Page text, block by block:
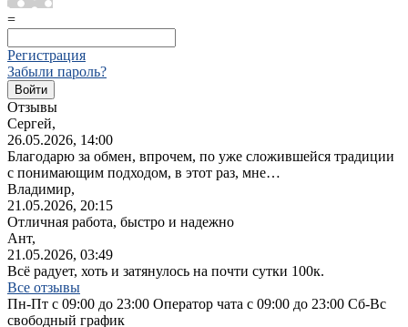
=
Регистрация
Забыли пароль?
Отзывы
Сергей,
26.05.2026, 14:00
Благодарю за обмен, впрочем, по уже сложившейся традиции
с понимающим подходом, в этот раз, мне…
Владимир,
21.05.2026, 20:15
Отличная работа, быстро и надежно
Ант,
21.05.2026, 03:49
Всё радует, хоть и затянулось на почти сутки 100к.
Все отзывы
Пн-Пт с 09:00 до 23:00 Оператор чата с 09:00 до 23:00 Сб-Вс
свободный график